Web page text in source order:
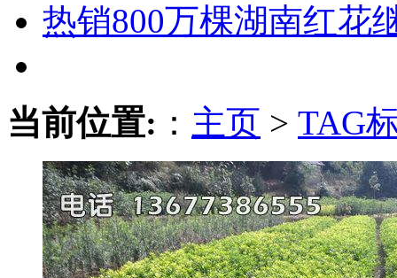
热销800万棵湖南红花
当前位置: ： 主页 > TAG